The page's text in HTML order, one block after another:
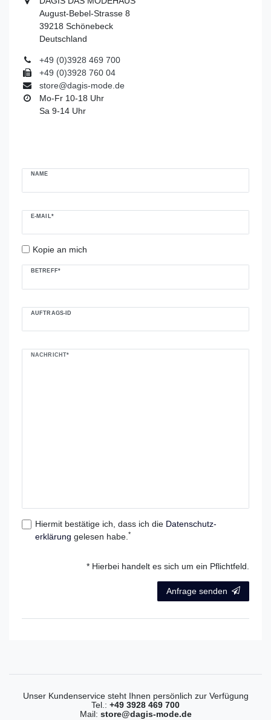
August-Bebel-Strasse 8
39218 Schönebeck
Deutschland
+49 (0)3928 469 700
+49 (0)3928 760 04
store@dagis-mode.de
Mo-Fr 10-18 Uhr
Sa 9-14 Uhr
NAME
E-MAIL*
Kopie an mich
BETREFF*
AUFTRAGS-ID
NACHRICHT*
Hiermit bestätige ich, dass ich die Daten­schutz­
erklärung gelesen habe.*
* Hierbei handelt es sich um ein Pflichtfeld.
Ceres::Template.mailFormHoneypotLabel
Anfrage senden
Unser Kundenservice steht Ihnen persönlich zur Verfügung
Tel.: +49 3928 469 700
Mail: store@dagis-mode.de